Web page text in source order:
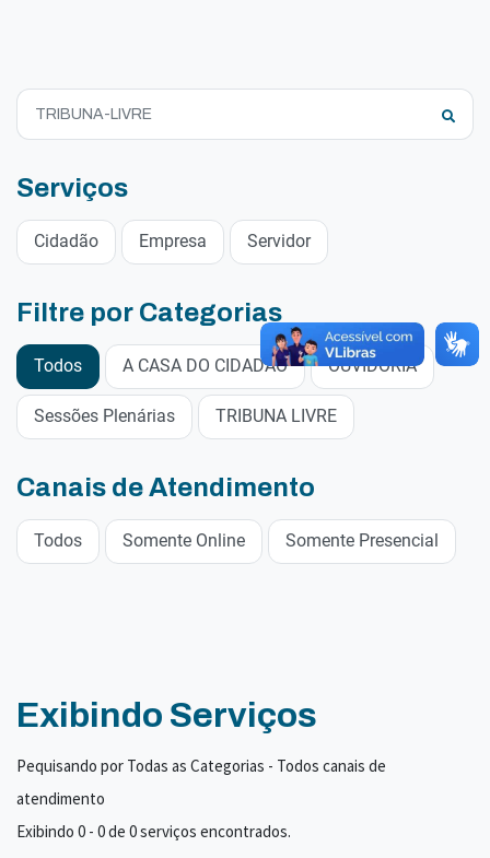
Serviços
Cidadão Empresa Servidor
Filtre por Categorias
Todos A CASA DO CIDADÃO OUVIDORIA
Sessões Plenárias TRIBUNA LIVRE
Canais de Atendimento
Todos Somente Online Somente Presencial
Exibindo Serviços
Pequisando por Todas as Categorias - Todos canais de
atendimento
Exibindo 0 - 0 de 0 serviços encontrados.